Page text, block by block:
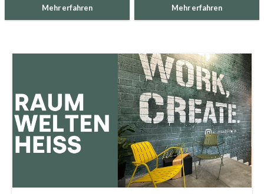
Mehr erfahren Mehr erfahren